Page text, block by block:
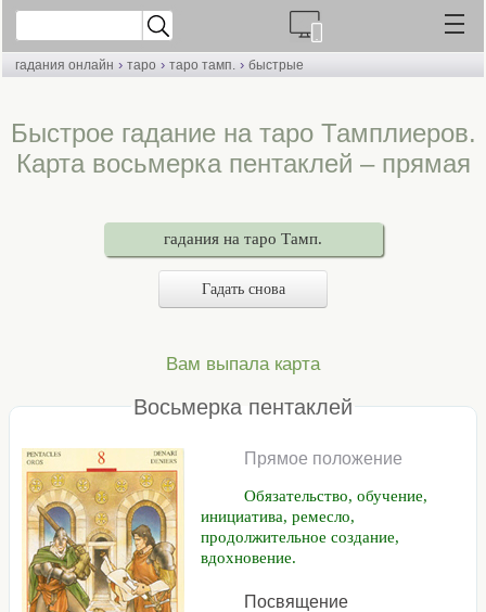
гадания онлайн › таро › таро тамп. › быстрые
Быстрое гадание на таро Тамплиеров.
Карта восьмерка пентаклей – прямая
гадания на таро Тамп.
Гадать снова
Вам выпала карта
Восьмерка пентаклей
Прямое положение
Обязательство, обучение,
инициатива, ремесло,
продолжительное создание,
вдохновение.
Посвящение